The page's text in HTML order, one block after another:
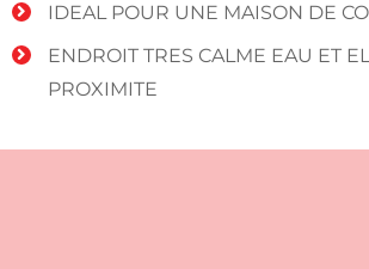
IDEAL POUR UNE MAISON DE
ENDROIT TRES CALME EAU ET
PROXIMITE